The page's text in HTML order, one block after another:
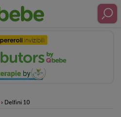
› Delfini 10